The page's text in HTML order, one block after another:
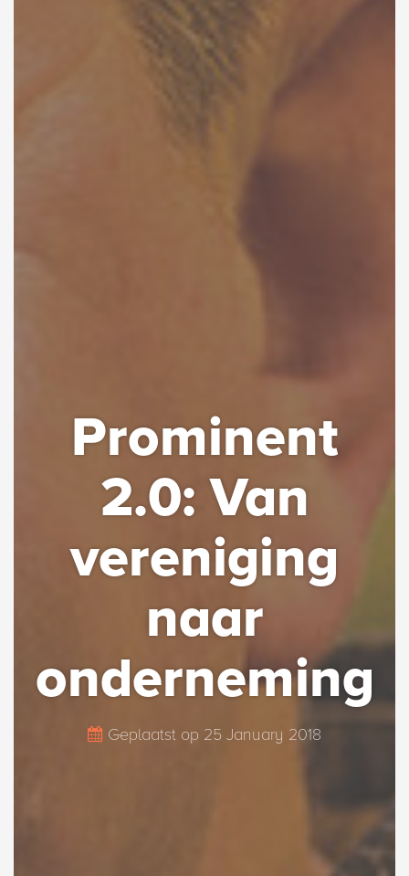
Prominent
2.0: Van
vereniging
naar
onderneming
Geplaatst op 25 January 2018